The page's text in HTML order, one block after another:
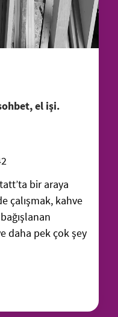
el işi.
bir araya
çalışmak, kahve
daha pek çok şey